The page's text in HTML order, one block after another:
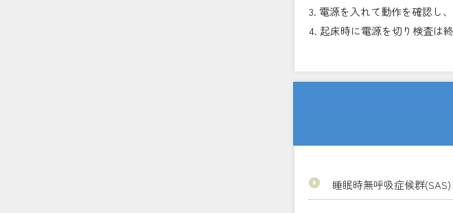
3. 電源を入れて動作を確認し
4. 起床時に電源を切り検査は終
睡眠時無呼吸症候群